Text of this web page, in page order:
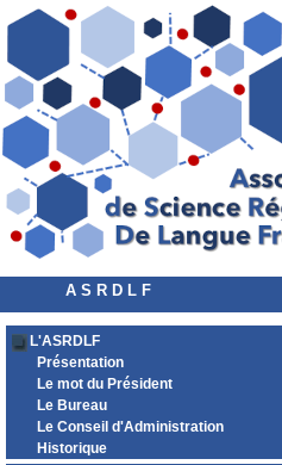
A S R D L F
L'ASRDLF
Présentation
Le mot du Président
Le Bureau
Le Conseil d'Administration
Historique